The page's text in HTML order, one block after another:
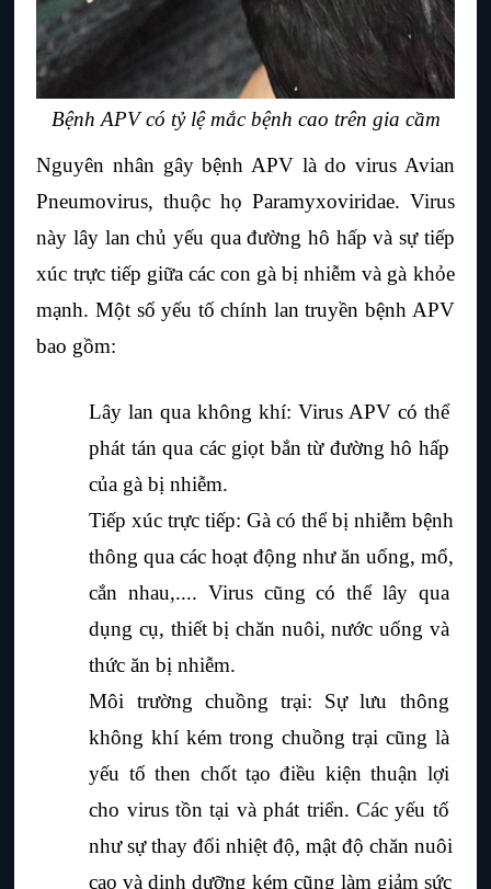
Bệnh APV có tỷ lệ mắc bệnh cao trên gia cầm
Nguyên nhân gây bệnh APV là do virus Avian
Pneumovirus, thuộc họ Paramyxoviridae. Virus
này lây lan chủ yếu qua đường hô hấp và sự tiếp
xúc trực tiếp giữa các con gà bị nhiễm và gà khỏe
mạnh. Một số yếu tố chính lan truyền bệnh APV
bao gồm:
Lây lan qua không khí: Virus APV có thể
phát tán qua các giọt bắn từ đường hô hấp
của gà bị nhiễm.
Tiếp xúc trực tiếp: Gà có thể bị nhiễm bệnh
thông qua các hoạt động như ăn uống, mổ,
cắn nhau,.... Virus cũng có thể lây qua
dụng cụ, thiết bị chăn nuôi, nước uống và
thức ăn bị nhiễm.
Môi trường chuồng trại: Sự lưu thông
không khí kém trong chuồng trại cũng là
yếu tố then chốt tạo điều kiện thuận lợi
cho virus tồn tại và phát triển. Các yếu tố
như sự thay đổi nhiệt độ, mật độ chăn nuôi
cao và dinh dưỡng kém cũng làm giảm sức